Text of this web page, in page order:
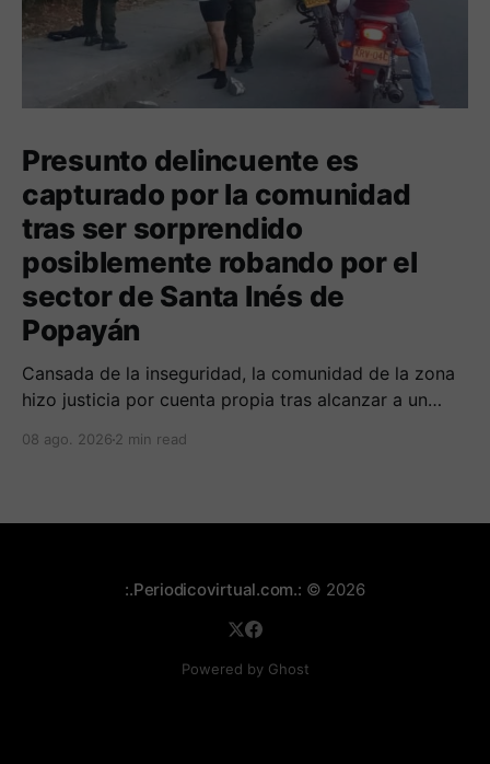
Presunto delincuente es
capturado por la comunidad
tras ser sorprendido
posiblemente robando por el
sector de Santa Inés de
Popayán
Cansada de la inseguridad, la comunidad de la zona
hizo justicia por cuenta propia tras alcanzar a un
comuna cuatro. La gente pedía que lo incineraran,
08 ago. 2026 2 min read
:.Periodicovirtual.com.: © 2026
Powered by Ghost